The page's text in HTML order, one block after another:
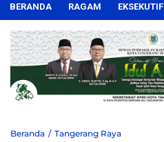
BERANDA RAGAM EKSEKUTIF
Beranda Tangerang Raya